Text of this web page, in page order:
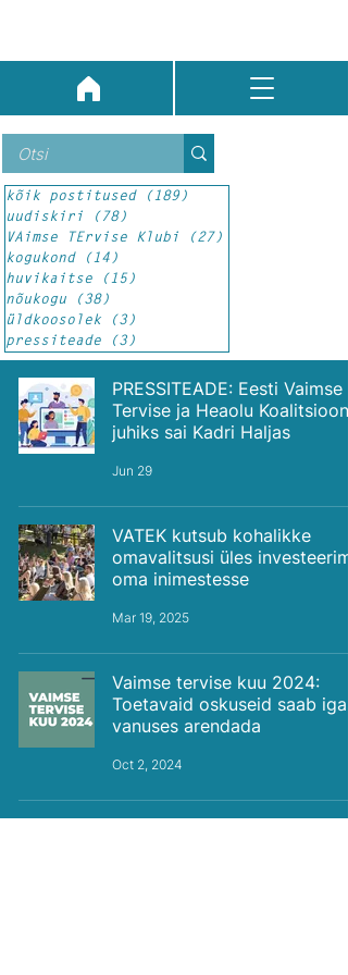
kõik postitused (189)
uudiskiri
(78)
VAimse TErvise Klubi
(27)
kogukond
(14)
huvikaitse
(15)
nõukogu
(38)
üldkoosolek
(3)
pressiteade
(3)
PRESSITEADE: Eesti Vaimse
Tervise ja Heaolu Koalitsiooni
juhiks sai Kadri Haljas
Jun 29
VATEK kutsub kohalikke
omavalitsusi üles
oma inimestesse
Mar 19, 2025
Vaimse tervise kuu 2024:
Toetavaid oskuseid saab igas
vanuses arendada
Oct 2, 2024